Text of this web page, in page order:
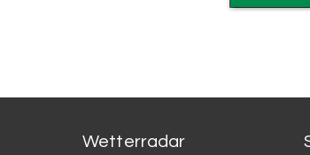
Wetterradar